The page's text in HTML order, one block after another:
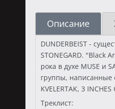
Описание
DUNDERBEIST -
STONEGARD. "Black
рока в духе MUSE и
группы, написанные
KVELERTAK, 3
Треклист: